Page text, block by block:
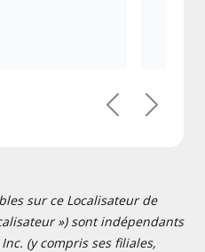
PrécédentSuivant
sur ce Localisateur de
») sont indépendants
(y compris ses filiales,